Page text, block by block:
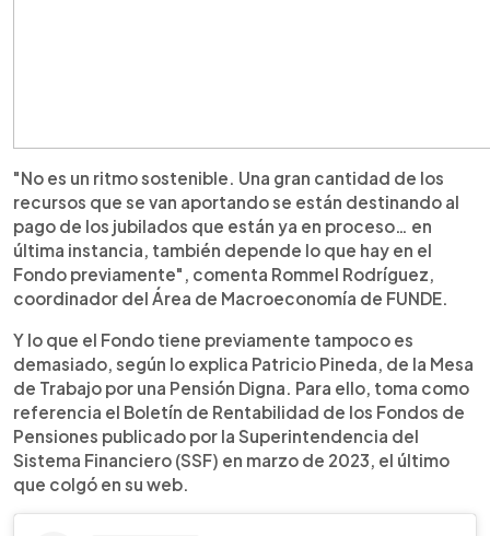
"No es un ritmo sostenible. Una gran cantidad de los
recursos que se van aportando se están destinando al
pago de los jubilados que están ya en proceso… en
última instancia, también depende lo que hay en el
Fondo previamente", comenta Rommel Rodríguez,
coordinador del Área de Macroeconomía de FUNDE.
Y lo que el Fondo tiene previamente tampoco es
demasiado, según lo explica Patricio Pineda, de la Mesa
de Trabajo por una Pensión Digna. Para ello, toma como
referencia el Boletín de Rentabilidad de los Fondos de
Pensiones publicado por la Superintendencia del
Sistema Financiero (SSF) en marzo de 2023, el último
que colgó en su web.